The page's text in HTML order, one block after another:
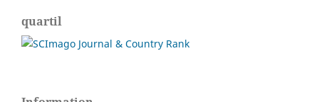
quartil